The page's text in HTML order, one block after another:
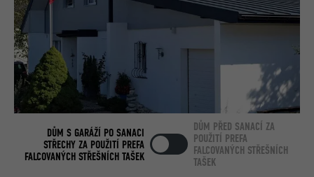
DŮM S GARÁŽÍ PO SANACI
STŘECHY ZA POUŽITÍ PREFA
FALCOVANÝCH STŘEŠNÍCH TAŠEK
DŮM PŘED SANACÍ ZA
POUŽITÍ PREFA
FALCOVANÝCH STŘEŠNÍCH
TAŠEK